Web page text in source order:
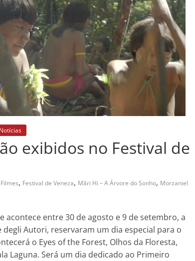
exibidos no Festival de
, Festival de Veneza, Mãri Hi – A Árvore do Sonho, Morzaniel
acontece entre 30 de agosto e 9 de setembro, a
Autori, reservaram um dia especial para o
o Eyes of the Forest, Olhos da Floresta,
Laguna. Será um dia dedicado ao Primeiro